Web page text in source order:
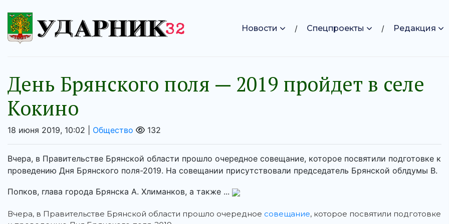
Новости Спецпроекты Редакция
День Брянского поля — 2019 пройдет в селе
Кокино
18 июня 2019, 10:02 | Общество 132
Вчера, в Правительстве Брянской области прошло очередное совещание, которое посвятили подготовке к
проведению Дня Брянского поля-2019. На совещании присутствовали председатель Брянской облдумы В.
Попков, глава города Брянска А. Хлиманков, а также ...
Вчера, в Правительстве Брянской области прошло очередное совещание, которое посвятили подготовке